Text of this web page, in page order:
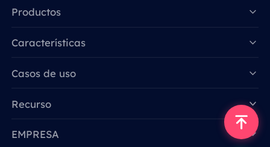
Productos
Características
Casos de uso
Recurso
EMPRESA